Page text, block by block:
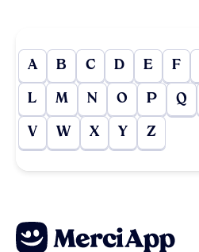
A B C D E F
L M N O P Q
V W X Y Z